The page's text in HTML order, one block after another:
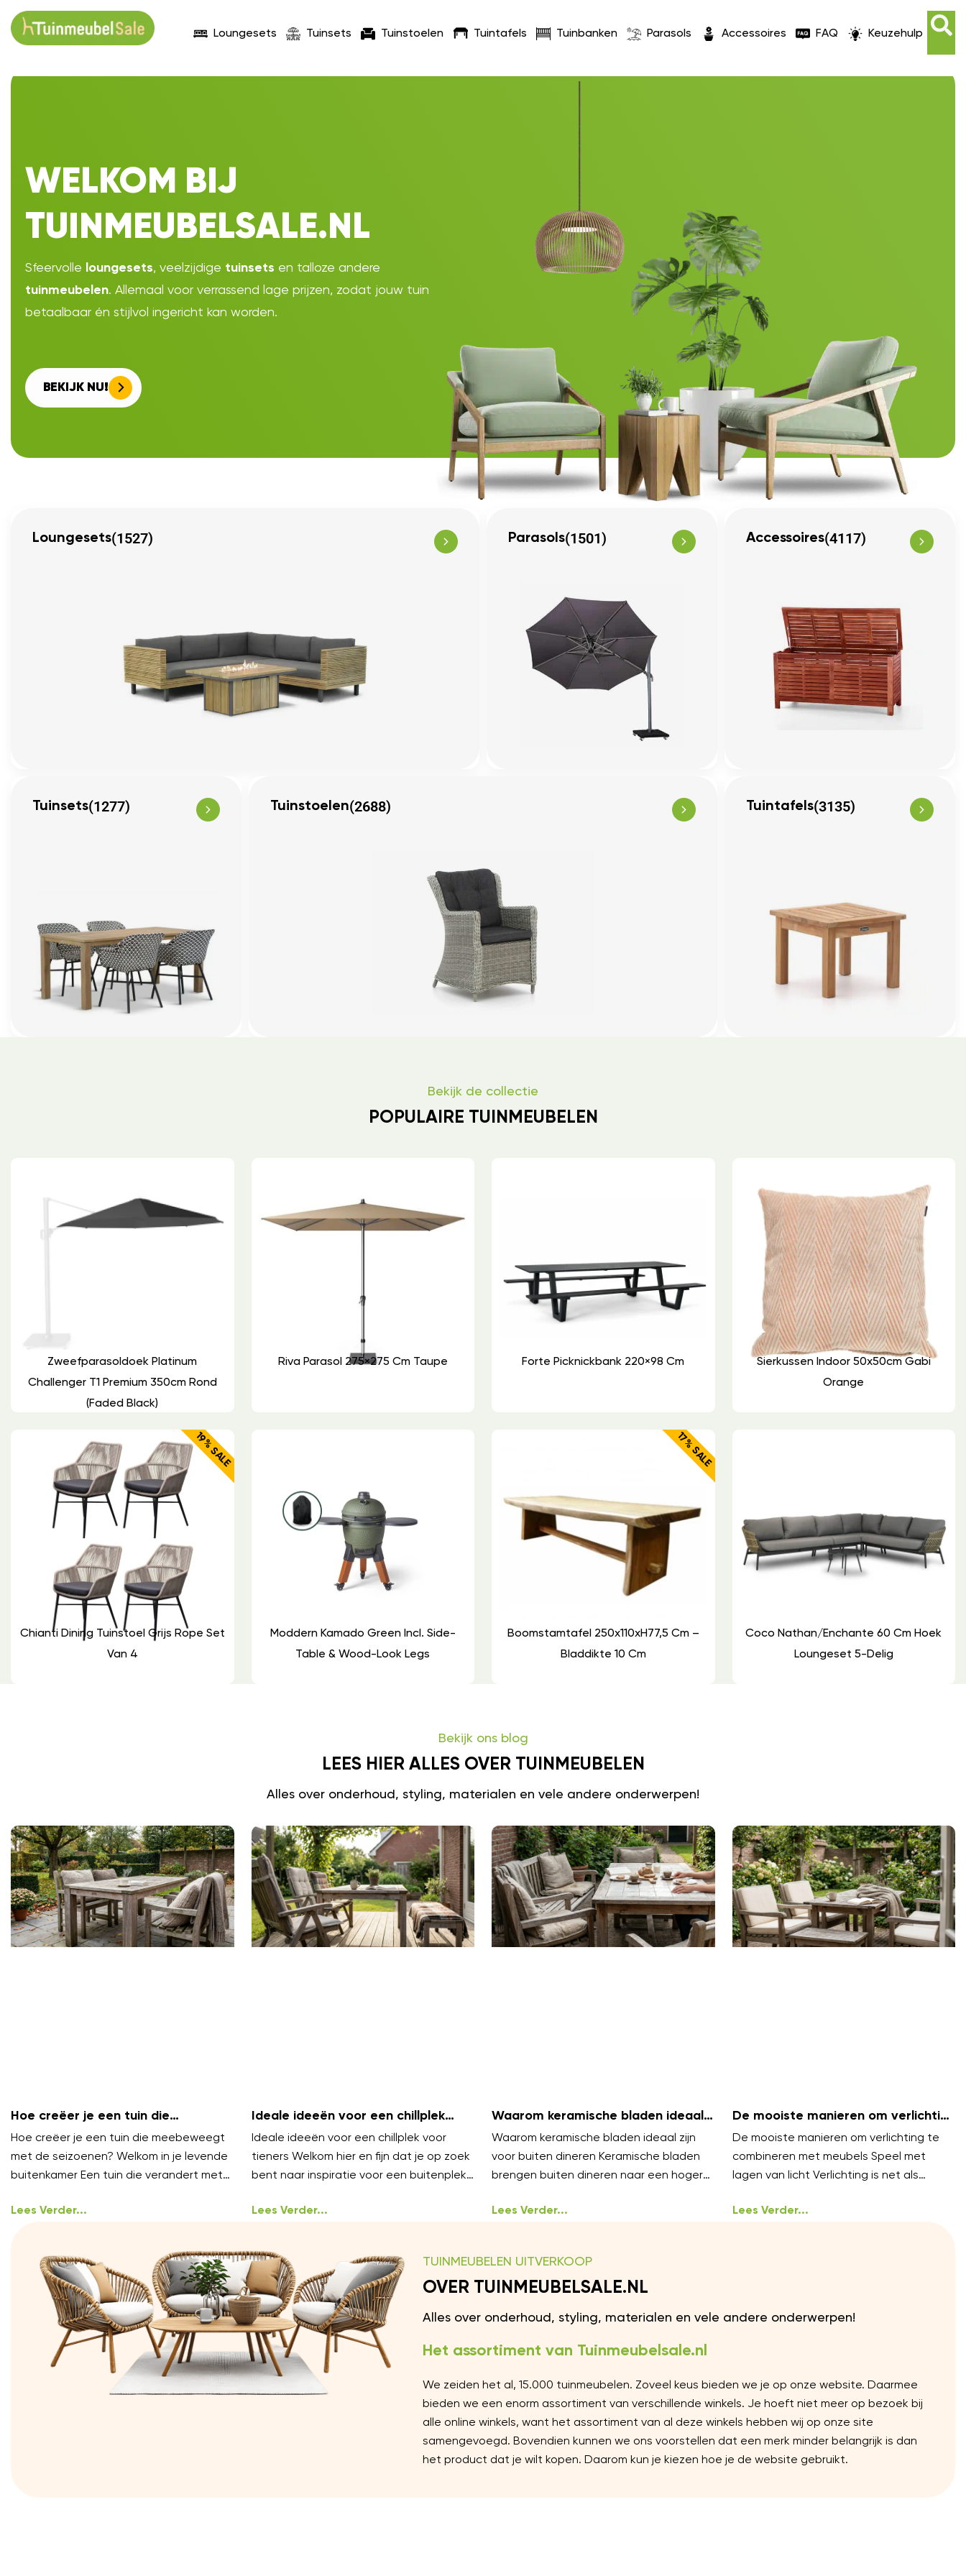
Loungesets Tuinsets Tuinstoelen Tuintafels Tuinbanken Parasols Accessoires FAQ Keuzehulp
WELKOM BIJ
TUINMEUBELSALE.NL
Sfeervolle loungesets, veelzijdige tuinsets en talloze andere
tuinmeubelen. Allemaal voor verrassend lage prijzen, zodat jouw tuin
betaalbaar én stijlvol ingericht kan worden.
BEKIJK NU!
Loungesets(1527) Parasols(1501) Accessoires(4117)
Tuinsets(1277) Tuinstoelen(2688) Tuintafels(3135)
Bekijk de collectie
POPULAIRE TUINMEUBELEN
Zweefparasoldoek Platinum
Challenger T1 Premium 350cm Rond
(Faded Black)
Riva Parasol 275×275 Cm Taupe Forte Picknickbank 220×98 Cm
Sierkussen Indoor 50x50cm Gabi
Orange
19% SALE
Chianti Dining Tuinstoel Grijs Rope Set
Van 4
Moddern Kamado Green Incl. Side-
Table & Wood-Look Legs
17% SALE
Boomstamtafel 250x110xH77,5 Cm –
Bladdikte 10 Cm
Coco Nathan/Enchante 60 Cm Hoek
Loungeset 5-Delig
Bekijk ons blog
LEES HIER ALLES OVER TUINMEUBELEN
Alles over onderhoud, styling, materialen en vele andere onderwerpen!
Hoe creëer je een tuin die
meebeweegt met de seizoenen?
Hoe creëer je een tuin die meebeweegt
met de seizoenen? Welkom in je levende
buitenkamer Een tuin die verandert met
Lees Verder...
Ideale ideeën voor een chillplek
voor tieners
Ideale ideeën voor een chillplek voor
tieners Welkom hier en fijn dat je op zoek
bent naar inspiratie voor een buitenplek
Lees Verder...
Waarom keramische bladen ideaal
zijn voor buiten dineren
Waarom keramische bladen ideaal zijn
voor buiten dineren Keramische bladen
brengen buiten dineren naar een hoger
onder
Lees Verder...
De mooiste manieren om verlichting
te combineren met meubels
De mooiste manieren om verlichting te
combineren met meubels Speel met
lagen van licht Verlichting is net als
Lees Verder...
TUINMEUBELEN UITVERKOOP
OVER TUINMEUBELSALE.NL
Alles over onderhoud, styling, materialen en vele andere onderwerpen!
Het assortiment van Tuinmeubelsale.nl
We zeiden het al, 15.000 tuinmeubelen. Zoveel keus bieden we je op onze website. Daarmee
bieden we een enorm assortiment van verschillende winkels. Je hoeft niet meer op bezoek bij
alle online winkels, want het assortiment van al deze winkels hebben wij op onze site
samengevoegd. Bovendien kunnen we ons voorstellen dat een merk minder belangrijk is dan
het product dat je wilt kopen. Daarom kun je kiezen hoe je de website gebruikt.